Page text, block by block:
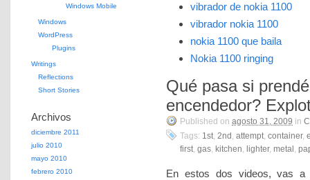
vibrador de nokia 1100
vibrador nokia 1100
nokia 1100 que baila
Nokia 1100 ringing
Qué pasa si
encendedor?
Published on agosto 31, 2009 in
Tags: 1st, 2nd , attempt, container,
first, gas, kitchen, lighter, metal ,
En estos dos videos, vas a
Windows Mobile
Windows
WordPress
Plugins
Writings
Reflections
Short Stories
Archivos
diciembre 2011
julio 2010
mayo 2010
febrero 2010